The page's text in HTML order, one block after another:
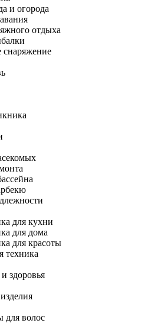
и огорода
отдыха
снаряжение
для кухни
для дома
для красоты
техника
здоровья
для волос